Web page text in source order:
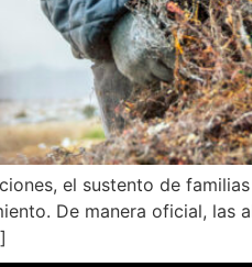
el sustento de
De manera oficial, las